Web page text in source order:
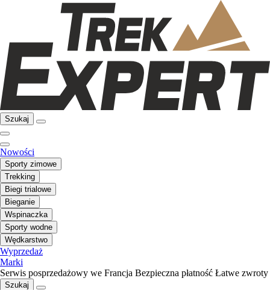
Szukaj
Nowości
Sporty zimowe
Trekking
Biegi trialowe
Bieganie
Wspinaczka
Sporty wodne
Wędkarstwo
Wyprzedaż
Marki
Serwis posprzedażowy we Francja Bezpieczna płatność Łatwe zwroty
Szukaj